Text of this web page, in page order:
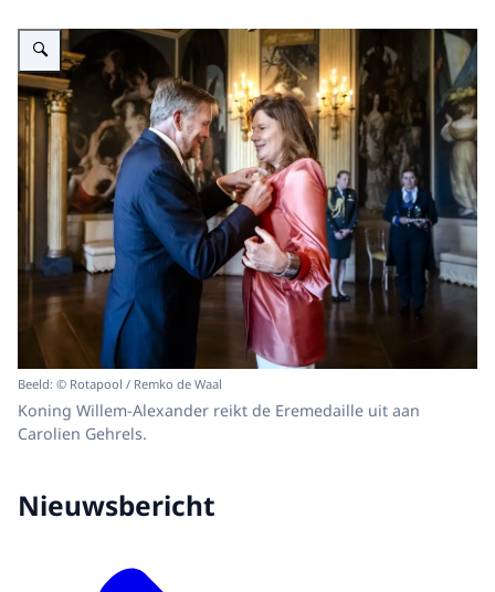
Vergroot afbeelding Koning reikt Eremedaille uit aan Carolien Gehrels
Beeld: © Rotapool / Remko de Waal
Koning Willem-Alexander reikt de Eremedaille uit aan
Carolien Gehrels.
Nieuwsbericht